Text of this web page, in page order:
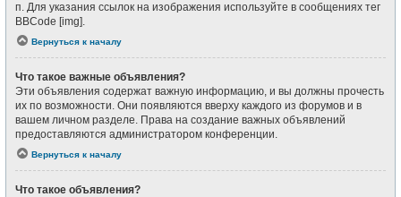
п. Для указания ссылок на изображения используйте в сообщениях тег
BBCode [img].
Вернуться к началу
Что такое важные объявления?
Эти объявления содержат важную информацию, и вы должны прочесть
их по возможности. Они появляются вверху каждого из форумов и в
вашем личном разделе. Права на создание важных объявлений
предоставляются администратором конференции.
Вернуться к началу
Что такое объявления?